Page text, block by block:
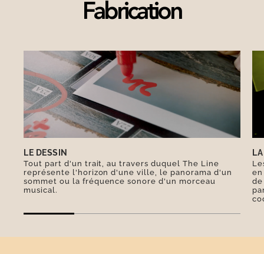
Fabrication
LE DESSIN
Tout part d'un trait, au travers duquel The Line
représente l'horizon d'une ville, le panorama d'un
sommet ou la fréquence sonore d'un morceau
musical.